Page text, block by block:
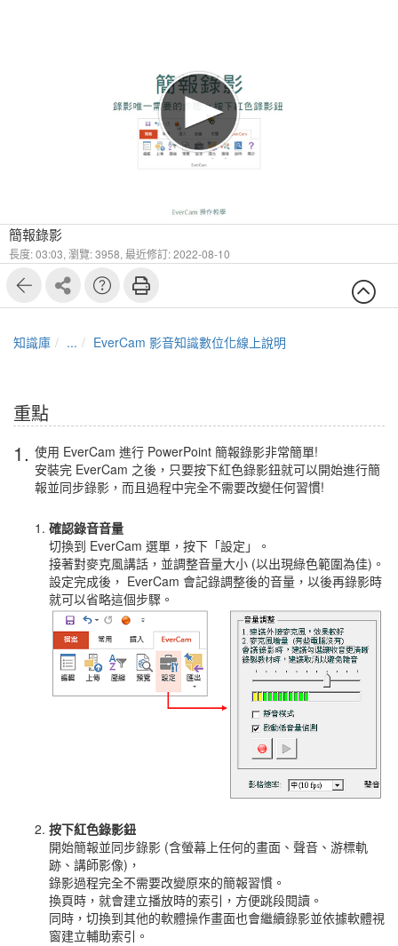
簡報錄影
長度: 03:03, 瀏覽: 3958, 最近修訂: 2022-08-10
知識庫 ... EverCam 影音知識數位化線上說明
重點
1. 使用 EverCam 進行 PowerPoint 簡報錄影非常簡單!
安裝完 EverCam 之後，只要按下紅色錄影鈕就可以開始進行簡
報並同步錄影，而且過程中完全不需要改變任何習慣!
確認錄音音量
切換到 EverCam 選單，按下「設定」。
接著對麥克風講話，並調整音量大小 (以出現綠色範圍為佳)。
設定完成後， EverCam 會記錄調整後的音量，以後再錄影時
就可以省略這個步驟。
按下紅色錄影鈕
開始簡報並同步錄影 (含螢幕上任何的畫面、聲音、游標軌
跡、講師影像)，
錄影過程完全不需要改變原來的簡報習慣。
換頁時，就會建立播放時的索引，方便跳段閱讀。
同時，切換到其他的軟體操作畫面也會繼續錄影並依據軟體視
窗建立輔助索引。